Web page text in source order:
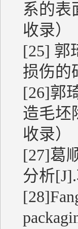
系的表
收录）
[25] 郭
损伤的
[26]郭
造毛坯
收录）
[27]葛
分析